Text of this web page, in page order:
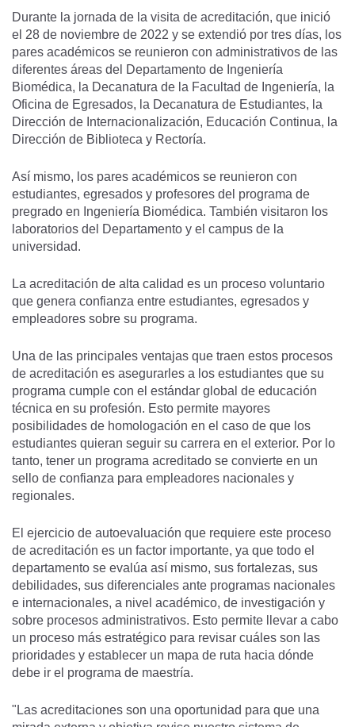
Durante la jornada de la visita de acreditación, que inició
el 28 de noviembre de 2022 y se extendió por tres días, los
pares académicos se reunieron con administrativos de las
diferentes áreas del Departamento de Ingeniería
Biomédica, la Decanatura de la Facultad de Ingeniería, la
Oficina de Egresados, la Decanatura de Estudiantes, la
Dirección de Internacionalización, Educación Continua, la
Dirección de Biblioteca y Rectoría.
Así mismo, los pares académicos se reunieron con
estudiantes, egresados y profesores del programa de
pregrado en Ingeniería Biomédica. También visitaron los
laboratorios del Departamento y el campus de la
universidad.
La acreditación de alta calidad es un proceso voluntario
que genera confianza entre estudiantes, egresados y
empleadores sobre su programa.
Una de las principales ventajas que traen estos procesos
de acreditación es asegurarles a los estudiantes que su
programa cumple con el estándar global de educación
técnica en su profesión. Esto permite mayores
posibilidades de homologación en el caso de que los
estudiantes quieran seguir su carrera en el exterior. Por lo
tanto, tener un programa acreditado se convierte en un
sello de confianza para empleadores nacionales y
regionales.
El ejercicio de autoevaluación que requiere este proceso
de acreditación es un factor importante, ya que todo el
departamento se evalúa así mismo, sus fortalezas, sus
debilidades, sus diferenciales ante programas nacionales
e internacionales, a nivel académico, de investigación y
sobre procesos administrativos. Esto permite llevar a cabo
un proceso más estratégico para revisar cuáles son las
prioridades y establecer un mapa de ruta hacia dónde
debe ir el programa de maestría.
"Las acreditaciones son una oportunidad para que una